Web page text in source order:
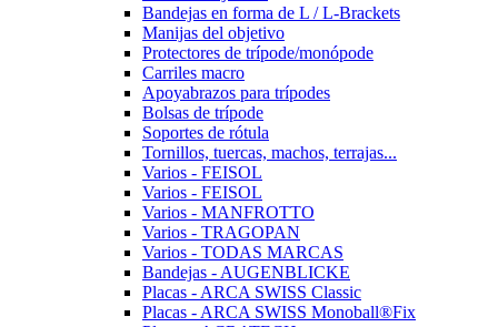
Bandejas en forma de L / L-Brackets
Manijas del objetivo
Protectores de trípode/monópode
Carriles macro
Apoyabrazos para trípodes
Bolsas de trípode
Soportes de rótula
Tornillos, tuercas, machos, terrajas...
Varios - FEISOL
Varios - FEISOL
Varios - MANFROTTO
Varios - TRAGOPAN
Varios - TODAS MARCAS
Bandejas - AUGENBLICKE
Placas - ARCA SWISS Classic
Placas - ARCA SWISS Monoball®Fix